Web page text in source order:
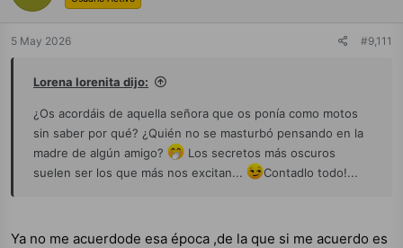
s
5 May 2026 #9,111
Lorena lorenita dijo:
¿Os acordáis de aquella señora que os ponía como motos
sin saber por qué? ¿Quién no se masturbó pensando en la
madre de algún amigo?
Los secretos más oscuros
suelen ser los que más nos excitan...
Contadlo todo!...
Ya no me acuerdode esa época ,de la que si me acuerdo es